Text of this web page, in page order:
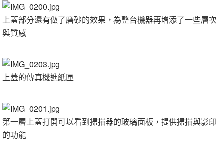
上蓋部分還有做了磨砂的效果，為整台機器再增添了一些層次
與質感
上蓋的傳真機進紙匣
第一層上蓋打開可以看到掃描器的玻璃面板，提供掃描與影印
的功能